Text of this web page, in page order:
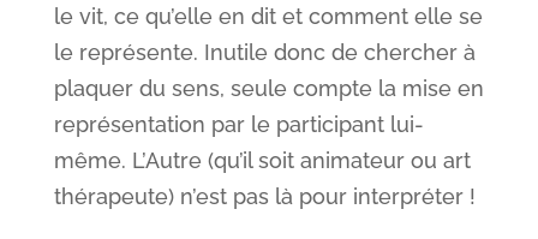
le vit, ce qu’elle en dit et comment elle se
le représente. Inutile donc de chercher à
plaquer du sens, seule compte la mise en
représentation par le participant lui-
même. L’Autre (qu’il soit animateur ou art
thérapeute) n’est pas là pour interpréter !